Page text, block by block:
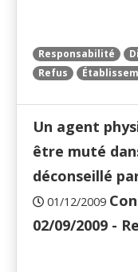
Responsabilité
Refus
Un agent
être muté
déconseillé
01/12/2009
02/09/2009 -